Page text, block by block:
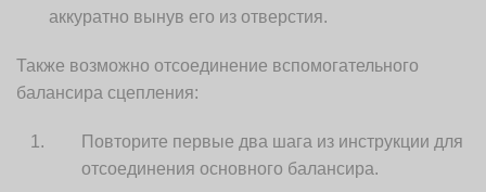
аккуратно вынув его из отверстия.
Также возможно отсоединение вспомогательного
балансира сцепления:
Повторите первые два шага из инструкции для
отсоединения основного балансира.